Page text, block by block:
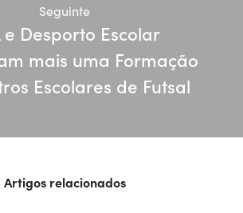
Seguinte
e Desporto Escolar
mais uma Formação
Escolares de Futsal
Artigos relacionados